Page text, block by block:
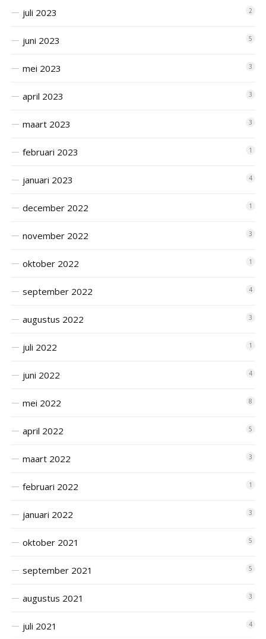
juli 2023 2
juni 2023 5
mei 2023 3
april 2023 3
maart 2023 3
februari 2023 1
januari 2023 4
december 2022 1
november 2022 3
oktober 2022 1
september 2022 4
augustus 2022 3
juli 2022 1
juni 2022 4
mei 2022 8
april 2022 5
maart 2022 3
februari 2022 1
januari 2022 3
oktober 2021 5
september 2021 5
augustus 2021 3
juli 2021 4